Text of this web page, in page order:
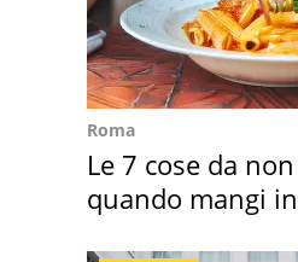
Roma
Le 7 cose da
quando mangi